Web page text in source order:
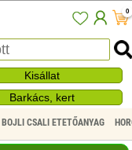
0
Kisállat
Barkács, kert
BOJLI CSALI ETETŐANYAG